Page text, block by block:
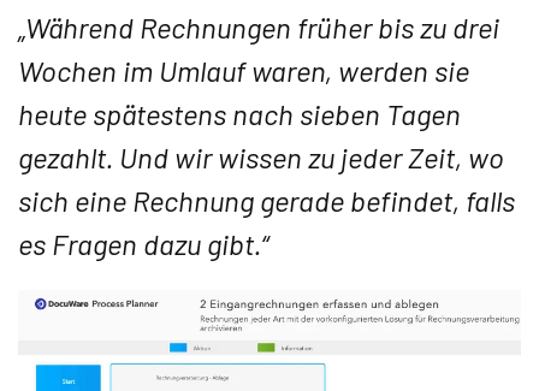
„Während Rechnungen früher bis zu drei
Wochen im Umlauf waren, werden sie
heute spätestens nach sieben Tagen
gezahlt. Und wir wissen zu jeder Zeit, wo
sich eine Rechnung gerade befindet, falls
es Fragen dazu gibt.“